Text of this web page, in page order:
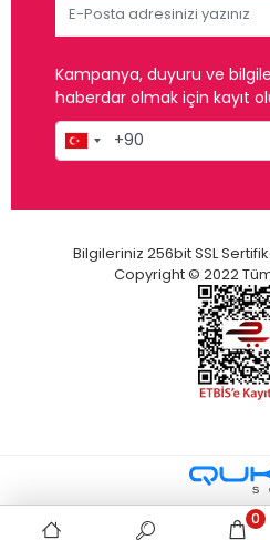
Kampanya, duyuru ve
haberdar olmak için kayıt
Bilgileriniz 256bit SSL
Copyright © 2022 Tüm
0